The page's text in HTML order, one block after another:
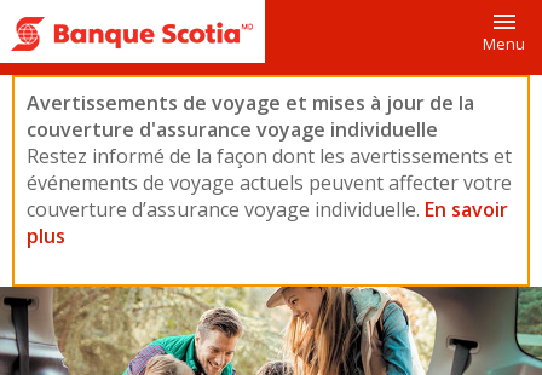
Menu
Avertissements de voyage et mises à jour de la
couverture d'assurance voyage individuelle
Restez informé de la façon dont les avertissements et
événements de voyage actuels peuvent affecter votre
couverture d’assurance voyage individuelle. En savoir
plus